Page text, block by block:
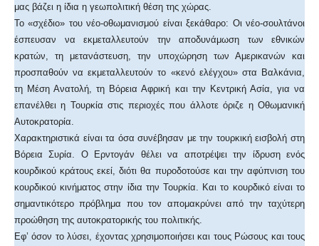
μας βάζει η ίδια η γεωπολιτική θέση της χώρας.
Το «σχέδιο» του νέο-οθωμανισμού είναι ξεκάθαρο: Οι νέο-σουλτάνοι
έσπευσαν να εκμεταλλευτούν την αποδυνάμωση των εθνικών
κρατών, τη μετανάστευση, την υποχώρηση των Αμερικανών και
προσπαθούν να εκμεταλλευτούν το «κενό ελέγχου» στα Βαλκάνια,
τη Μέση Ανατολή, τη Βόρεια Αφρική και την Κεντρική Ασία, για να
επανέλθει η Τουρκία στις περιοχές που άλλοτε όριζε η Οθωμανική
Αυτοκρατορία.
Χαρακτηριστικά είναι τα όσα συνέβησαν με την τουρκική εισβολή στη
Βόρεια Συρία. Ο Ερντογάν θέλει να αποτρέψει την ίδρυση ενός
κουρδικού κράτους εκεί, διότι θα πυροδοτούσε και την αφύπνιση του
κουρδικού κινήματος στην ίδια την Τουρκία. Και το κουρδικό είναι το
σημαντικότερο πρόβλημα που τον απομακρύνει από την ταχύτερη
προώθηση της αυτοκρατορικής του πολιτικής.
Εφ’ όσον το λύσει, έχοντας χρησιμοποιήσει και τους Ρώσους και τους